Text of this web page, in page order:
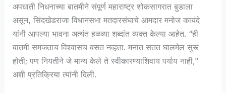
अपघाती निधनाच्या बातमीने संपूर्ण महाराष्ट्र शोकसागरात बुडाला
असून, सिंदखेडराजा विधानसभा मतदारसंघाचे आमदार मनोज कायंदे
यांनी आपल्या भावना अत्यंत हळव्या शब्दांत व्यक्त केल्या आहेत. “ही
बातमी समजताच विश्वासच बसत नव्हता. मनात सतत घालमेल सुरू
होती; पण नियतीने जे मान्य केले ते स्वीकारण्याशिवाय पर्याय नाही,”
अशी प्रतिक्रिया त्यांनी दिली.